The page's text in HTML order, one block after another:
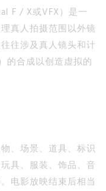
F / X或VFX）是一
真人拍摄范围以外镜
往涉及真人镜头和计
的合成以创造虚拟的
、场景、道具、标识
具、服装、饰品、音
电影放映结束后相当